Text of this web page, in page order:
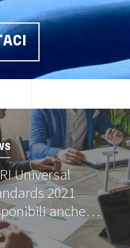
Universal
2021
anche…